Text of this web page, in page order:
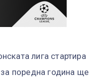
лига стартира
поредна година ще